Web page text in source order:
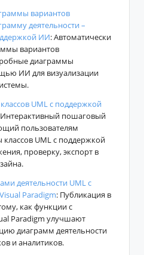
вариантов
деятельности –
ИИ: Автоматически
вариантов
диаграммы
ИИ для визуализации
UML с поддержкой
пошаговый
пользователям
UML с поддержкой
проверку, экспорт в
деятельности UML с
Paradigm: Публикация в
как функции с
Paradigm улучшают
диаграмм деятельности
и аналитиков.